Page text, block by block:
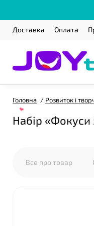
Доставка Оплата
Головна Розвиток і
Набір
Все про товар